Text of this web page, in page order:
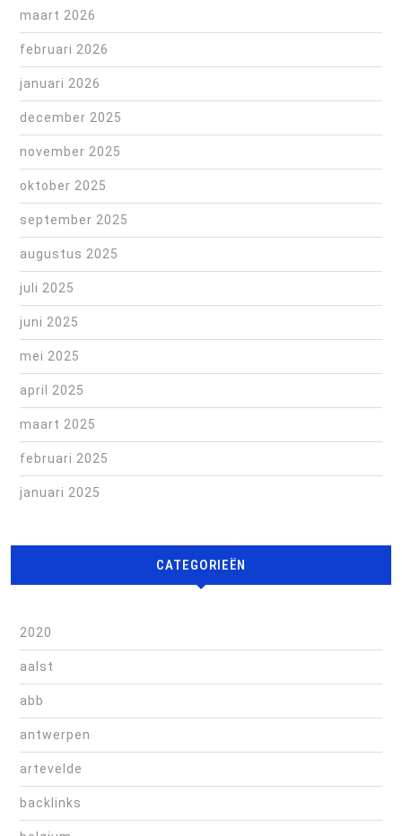
maart 2026
februari 2026
januari 2026
december 2025
november 2025
oktober 2025
september 2025
augustus 2025
juli 2025
juni 2025
mei 2025
april 2025
maart 2025
februari 2025
januari 2025
CATEGORIEËN
2020
aalst
abb
antwerpen
artevelde
backlinks